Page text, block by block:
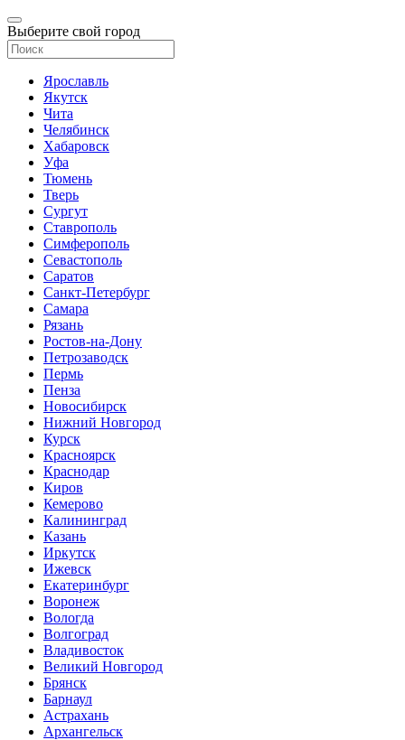
Выберите свой город
Ярославль
Якутск
Чита
Челябинск
Хабаровск
Уфа
Тюмень
Тверь
Сургут
Ставрополь
Симферополь
Севастополь
Саратов
Санкт-Петербург
Самара
Рязань
Ростов-на-Дону
Петрозаводск
Пермь
Пенза
Новосибирск
Нижний Новгород
Курск
Красноярск
Краснодар
Киров
Кемерово
Калининград
Казань
Иркутск
Ижевск
Екатеринбург
Воронеж
Вологда
Волгоград
Владивосток
Великий Новгород
Брянск
Барнаул
Астрахань
Архангельск